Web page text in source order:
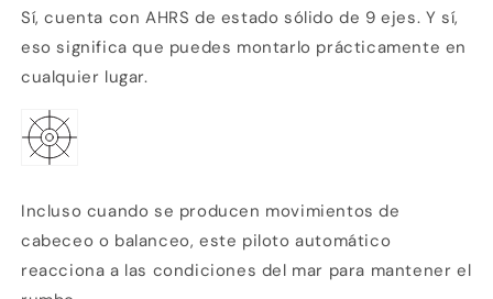
Sí, cuenta con AHRS de estado sólido de 9 ejes. Y sí,
eso significa que puedes montarlo prácticamente en
cualquier lugar.
Incluso cuando se producen movimientos de
cabeceo o balanceo, este piloto automático
reacciona a las condiciones del mar para mantener el